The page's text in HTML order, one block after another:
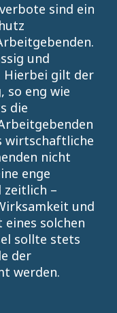
sind ein
und
gilt der
so eng wie
die
wirtschaftliche
nicht
enge
zeitlich –
und
solchen
sollte stets
der
werden.